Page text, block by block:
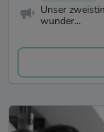
Unser
wunder...